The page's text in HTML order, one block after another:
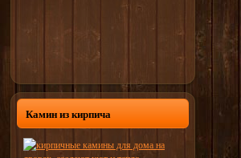
Камин из кирпича